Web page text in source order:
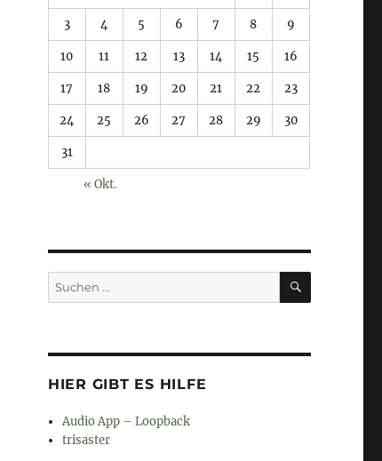
3 4 5 6 7 8 9
10 11 12 13 14 15 16
17 18 19 20 21 22 23
24 25 26 27 28 29 30
31
« Okt.
Suchen
nach:
SUCHEN
HIER GIBT ES HILFE
Audio App – Loopback
trisaster